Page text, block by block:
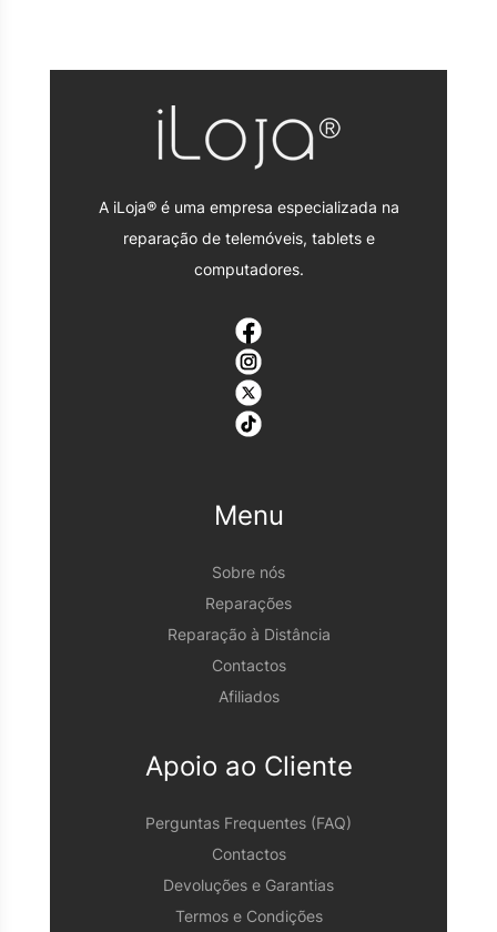
A iLoja® é uma empresa especializada na
reparação de telemóveis, tablets e
computadores.
Menu
Sobre nós
Reparações
Reparação à Distância
Contactos
Afiliados
Apoio ao Cliente
Perguntas Frequentes (FAQ)
Contactos
Devoluções e Garantias
Termos e Condições